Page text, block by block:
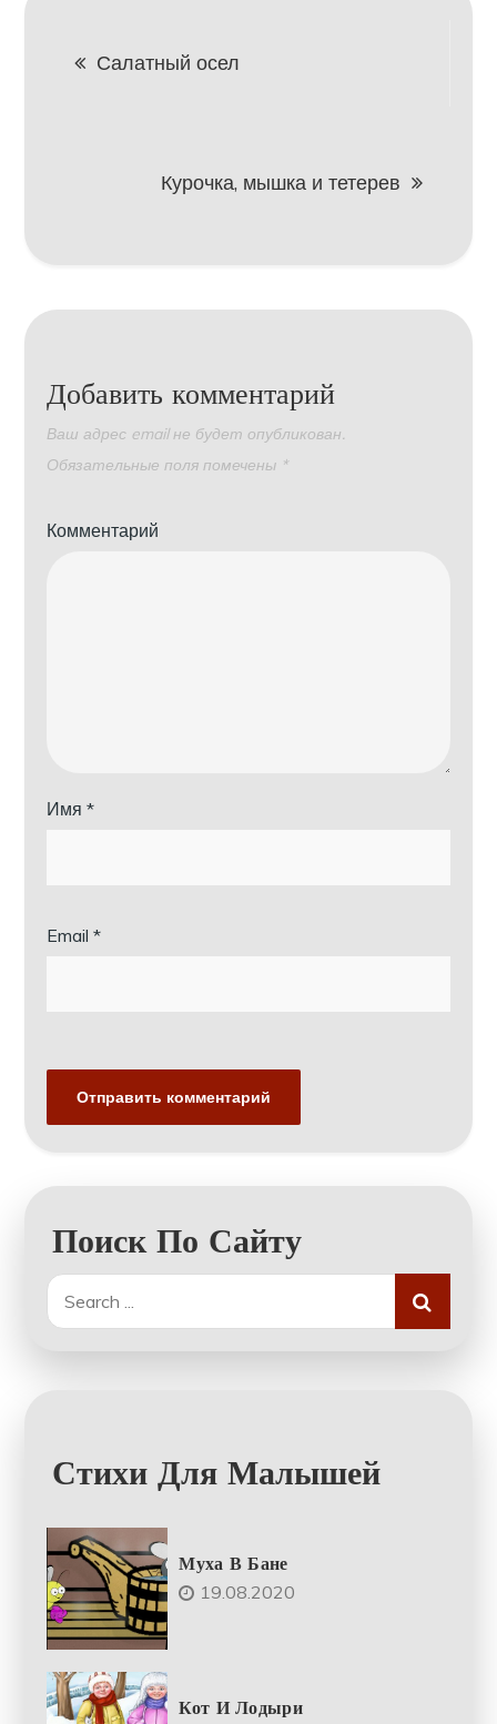
Навигация
записям
Салатный осел
Курочка, мышка и тетерев
Добавить комментарий
Ваш адрес email не будет опубликован.
Обязательные поля помечены *
Комментарий
Имя*
Email*
Поиск По Сайту
Search
for:
Стихи Для Малышей
Муха В Бане
19.08.2020
Кот И Лодыри